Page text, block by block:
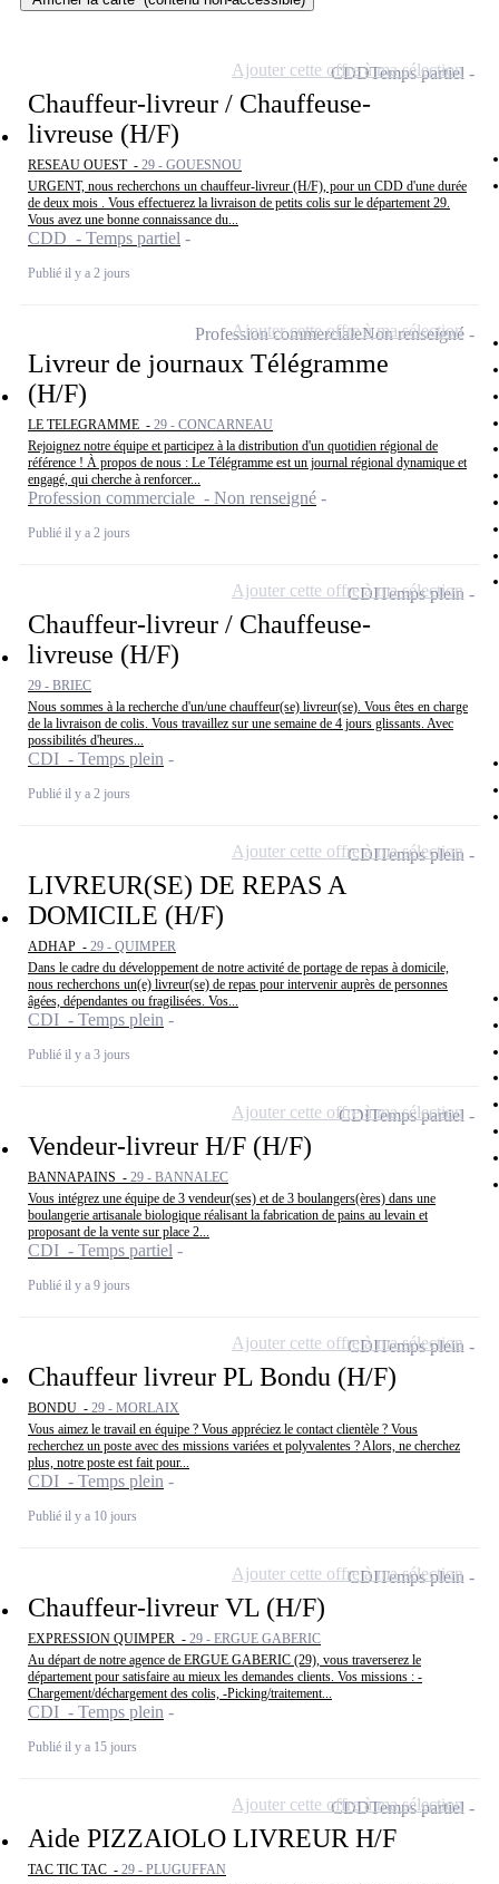
Chauffeur-livreur / Chauffeuse-
livreuse (H/F)
RESEAU OUEST - 29 - GOUESNOU
URGENT, nous recherchons un chauffeur-livreur (H/F), pour un CDD d'une durée
de deux mois . Vous effectuerez la livraison de petits colis sur le département 29.
Vous avez une bonne connaissance du...
CDD - Temps partiel
Publié il y a 2 jours
CDDTemps partiel
Ajouter cette offre à ma sélection
Livreur de journaux Télégramme
(H/F)
LE TELEGRAMME - 29 - CONCARNEAU
Rejoignez notre équipe et participez à la distribution d'un quotidien régional de
référence ! À propos de nous : Le Télégramme est un journal régional dynamique et
engagé, qui cherche à renforcer...
Profession commerciale - Non renseigné
Publié il y a 2 jours
Profession commercialeNon renseigné
Ajouter cette offre à ma sélection
Chauffeur-livreur / Chauffeuse-
livreuse (H/F)
29 - BRIEC
Nous sommes à la recherche d'un/une chauffeur(se) livreur(se). Vous êtes en charge
de la livraison de colis. Vous travaillez sur une semaine de 4 jours glissants. Avec
possibilités d'heures...
CDI - Temps plein
Publié il y a 2 jours
CDITemps plein
Ajouter cette offre à ma sélection
LIVREUR(SE) DE REPAS A
DOMICILE (H/F)
ADHAP - 29 - QUIMPER
Dans le cadre du développement de notre activité de portage de repas à domicile,
nous recherchons un(e) livreur(se) de repas pour intervenir auprès de personnes
âgées, dépendantes ou fragilisées. Vos...
CDI - Temps plein
Publié il y a 3 jours
CDITemps plein
Ajouter cette offre à ma sélection
Vendeur-livreur H/F (H/F)
BANNAPAINS - 29 - BANNALEC
Vous intégrez une équipe de 3 vendeur(ses) et de 3 boulangers(ères) dans une
boulangerie artisanale biologique réalisant la fabrication de pains au levain et
proposant de la vente sur place 2...
CDI - Temps partiel
Publié il y a 9 jours
CDITemps partiel
Ajouter cette offre à ma sélection
Chauffeur livreur PL Bondu (H/F)
BONDU - 29 - MORLAIX
Vous aimez le travail en équipe ? Vous appréciez le contact clientèle ? Vous
recherchez un poste avec des missions variées et polyvalentes ? Alors, ne cherchez
plus, notre poste est fait pour...
CDI - Temps plein
Publié il y a 10 jours
CDITemps plein
Ajouter cette offre à ma sélection
Chauffeur-livreur VL (H/F)
EXPRESSION QUIMPER - 29 - ERGUE GABERIC
Au départ de notre agence de ERGUE GABERIC (29), vous traverserez le
département pour satisfaire au mieux les demandes clients. Vos missions : -
Chargement/déchargement des colis, -Picking/traitement...
CDI - Temps plein
Publié il y a 15 jours
CDITemps plein
Ajouter cette offre à ma sélection
Aide PIZZAIOLO LIVREUR H/F
TAC TIC TAC - 29 - PLUGUFFAN
CDDTemps partiel
Ajouter cette offre à ma sélection